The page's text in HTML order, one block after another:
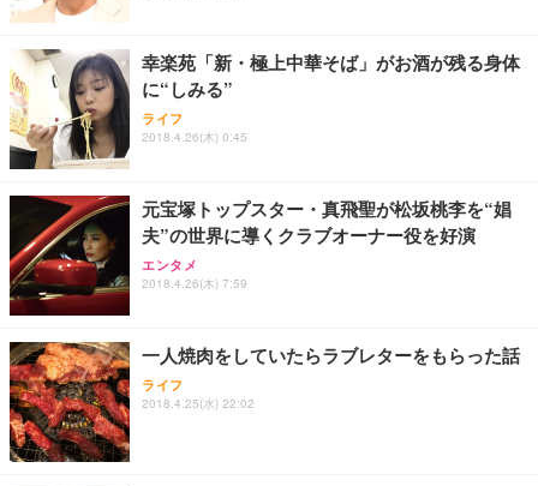
幸楽苑「新・極上中華そば」がお酒が残る身体
に“しみる”
ライフ
2018.4.26(木) 0:45
元宝塚トップスター・真飛聖が松坂桃李を“娼
夫”の世界に導くクラブオーナー役を好演
エンタメ
2018.4.26(木) 7:59
一人焼肉をしていたらラブレターをもらった話
ライフ
2018.4.25(水) 22:02